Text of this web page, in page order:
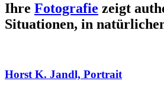
Ihre Fotografie zeigt
Situationen, in
Horst K. Jandl, Portrait